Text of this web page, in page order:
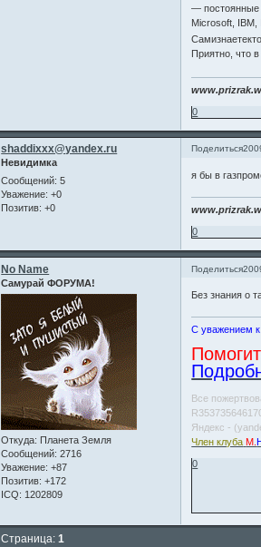
— постоянные
Microsoft,
Приятно, что
0
Поделиться
shaddixxx@yandex.ru
Невидимка
Сообщений: 5
Уважение: +0
Позитив: +0
я бы в
0
Поделиться
No Name
Самурай ФОРУМА!
Откуда: Планета Земля
Сообщений: 2716
Уважение: +87
Позитив: +172
ICQ: 1202809
Без знания о
С уважением
Все
Яндекс -
Член клуба М. Н.
0
Страница:1